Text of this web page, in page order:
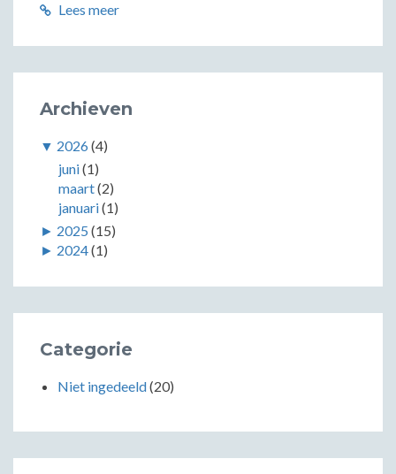
Lees meer
Archieven
▼ 2026(4)
juni(1)
maart(2)
januari(1)
► 2025 (15)
► 2024(1)
Categorie
Niet ingedeeld(20)